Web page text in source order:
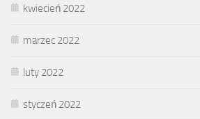
kwiecień 2022
marzec 2022
luty 2022
styczeń 2022